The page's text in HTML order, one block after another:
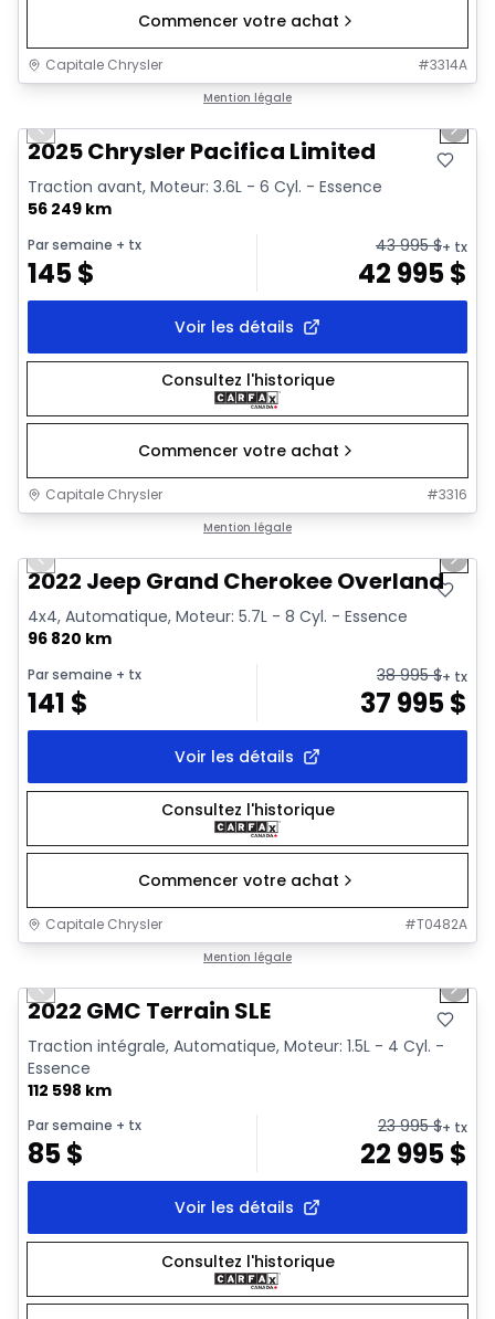
Commencer votre achat
Capitale Chrysler #3314A
Mention légale
Vidéo disponible
Previous slide Next
2025 Chrysler Pacifica Limited
Traction avant, Moteur: 3.6L - 6 Cyl. - Essence
56 249 km
Par semaine + tx
145$
43 995$+ tx
42 995$
Voir les détails
Consultez l'historique
Commencer votre achat
Capitale Chrysler #3316
Mention légale
Vidéo disponible
Previous slide Next
2022 Jeep Grand Cherokee Overland
4x4, Automatique, Moteur: 5.7L - 8 Cyl. - Essence
96 820 km
Par semaine + tx
141 $
38 995$+ tx
37 995$
Voir les détails
Consultez l'historique
Commencer votre achat
Capitale Chrysler #T0482A
Mention légale
Vidéo disponible
Previous slide Next
2022 GMC Terrain SLE
Traction intégrale, Automatique, Moteur: 1.5L - 4 Cyl. -
Essence
112 598 km
Par semaine + tx
85$
23 995$+ tx
22 995$
Voir les détails
Consultez l'historique